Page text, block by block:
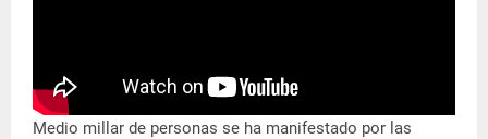
Medio millar de personas se ha manifestado por las